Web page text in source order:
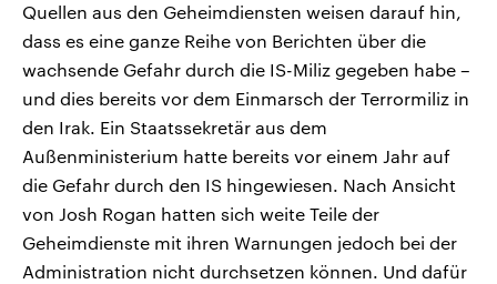
Quellen aus den Geheimdiensten weisen darauf hin,
dass es eine ganze Reihe von Berichten über die
wachsende Gefahr durch die IS-Miliz gegeben habe –
und dies bereits vor dem Einmarsch der Terrormiliz in
den Irak. Ein Staatssekretär aus dem
Außenministerium hatte bereits vor einem Jahr auf
die Gefahr durch den IS hingewiesen. Nach Ansicht
von Josh Rogan hatten sich weite Teile der
Geheimdienste mit ihren Warnungen jedoch bei der
Administration nicht durchsetzen können. Und dafür